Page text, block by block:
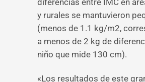
diferencias entre IMC en
y rurales se mantuvieron
(menos de 1.1 kg/m2,
a menos de 2 kg de
niño que mide 130 cm).
«Los resultados de este